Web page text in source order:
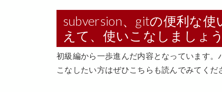
subversion、gitの便利な
えて、使いこなしましょ
初級編から一歩進んだ内容となっています
こなしたい方はぜひこちらも読んでみてくだ